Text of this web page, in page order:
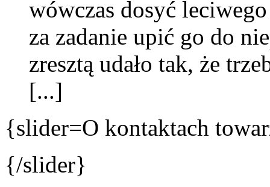
wówczas dosyć
za zadanie upić go do
zresztą udało tak, że
[...]
{slider=O kontaktach
{/slider}